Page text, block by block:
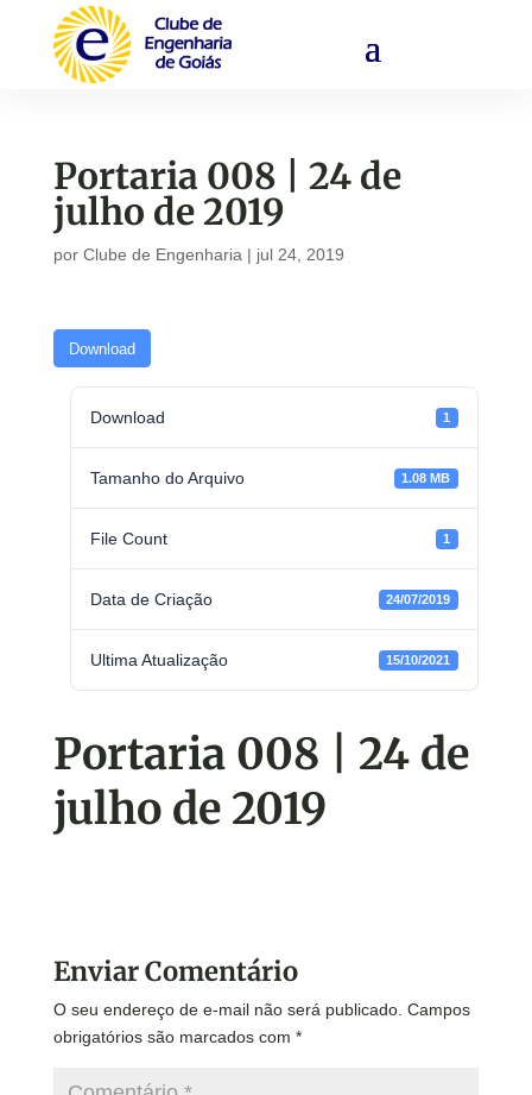
Portaria 008 | 24 de
julho de 2019
por Clube de Engenharia| jul 24, 2019
Download
Download 1
Tamanho do Arquivo 1.08 MB
File Count 1
Data de Criação 24/07/2019
Ultima Atualização 15/10/2021
Portaria 008 | 24 de
julho de 2019
Enviar Comentário
O seu endereço de e-mail não será publicado. Campos
obrigatórios são marcados com *